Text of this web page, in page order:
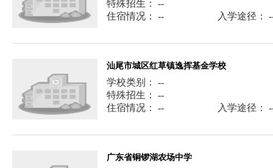
特殊招生： --
住宿情况： --
入学途径：
汕尾市城区红草镇逸挥基金学校
学校类别： --
特殊招生： --
住宿情况： --
入学途径：
广东省铜锣湖农场中学